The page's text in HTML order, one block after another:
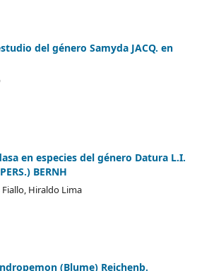
del género Samyda JACQ. en
en especies del género Datura L.I.
BERNH
Hiraldo Lima
(Blume) Reichenb.